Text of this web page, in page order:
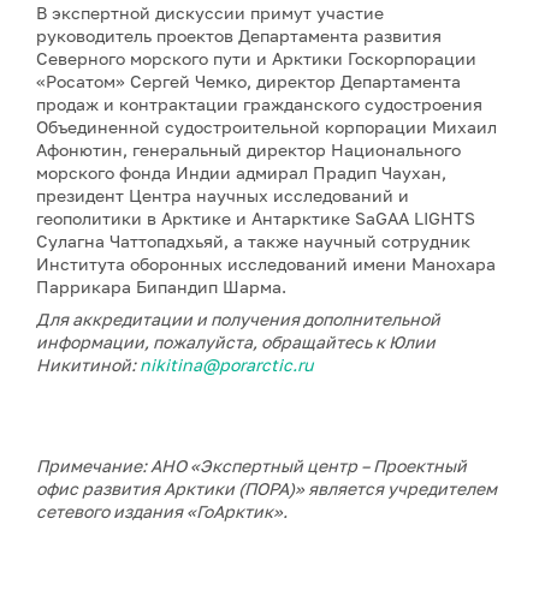
В экспертной дискуссии примут участие
руководитель проектов Департамента развития
Северного морского пути и Арктики Госкорпорации
«Росатом» Сергей Чемко, директор Департамента
продаж и контрактации гражданского судостроения
Объединенной судостроительной корпорации Михаил
Афонютин, генеральный директор Национального
морского фонда Индии адмирал Прадип Чаухан,
президент Центра научных исследований и
геополитики в Арктике и Антарктике SaGAA LIGHTS
Сулагна Чаттопадхьяй, а также научный сотрудник
Института оборонных исследований имени Манохара
Паррикара Бипандип Шарма.
Для аккредитации и получения дополнительной
информации, пожалуйста, обращайтесь к Юлии
Никитиной:nikitina@porarctic.ru
Примечание: АНО «Экспертный центр – Проектный
офис развития Арктики (ПОРА)» является учредителем
сетевого издания «ГоАрктик».